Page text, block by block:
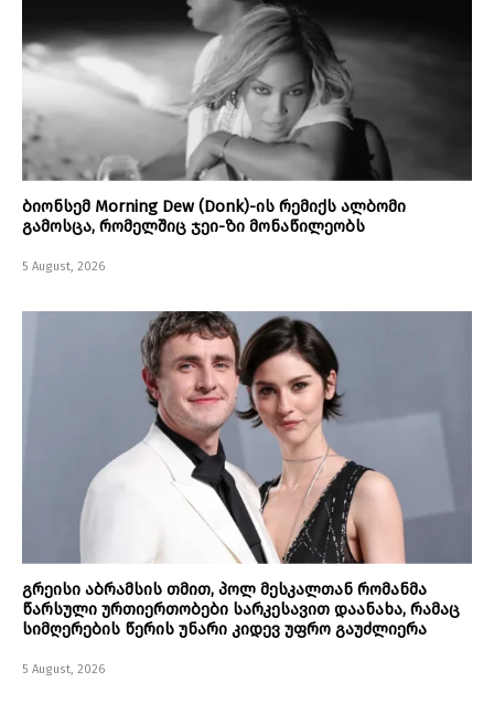
ბიონსემ Morning Dew (Donk)-ის რემიქს ალბომი
გამოსცა, რომელშიც ჯეი-ზი მონაწილეობს
5 August, 2026
გრეისი აბრამსის თმით, პოლ მესკალთან რომანმა
წარსული ურთიერთობები სარკესავით დაანახა, რამაც
სიმღერების წერის უნარი კიდევ უფრო გაუძლიერა
5 August, 2026